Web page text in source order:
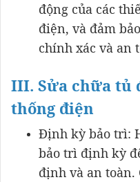
động của các
điện, và đảm
chính xác và an
III. Sửa chữa tủ
thống điện
Định kỳ bảo trì:
bảo trì định kỳ
định và an toàn.